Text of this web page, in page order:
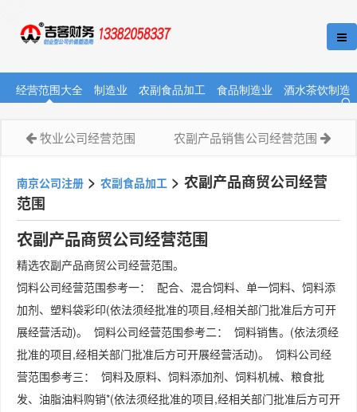
经营范围大全 制造业 农副食品加工 食品制造业 酒水茶饮制造
牧业公司经营范围 农副产品销售公司经营范围
南京公司注册 > 农副食品加工 > 农副产品商贸公司经营
范围
农副产品商贸公司经营范围
精选农副产品商贸公司经营范围。
饲料公司经营范围参考一： 配合、混合饲料、单一饲料、饲料添
加剂、塑料袋彩印(依法须经批准的项目,经相关部门批准后方可开
展经营活动)。 饲料公司经营范围参考二： 饲料销售。(依法须经
批准的项目,经相关部门批准后方可开展经营活动)。 饲料公司经
营范围参考三： 饲料及原料、饲料添加剂、饲料机械、粮食批
发、油脂油料购销*(依法须经批准的项目,经相关部门批准后方可开